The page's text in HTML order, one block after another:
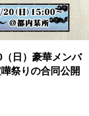
（日）豪華メンバ
祭りの合同公開